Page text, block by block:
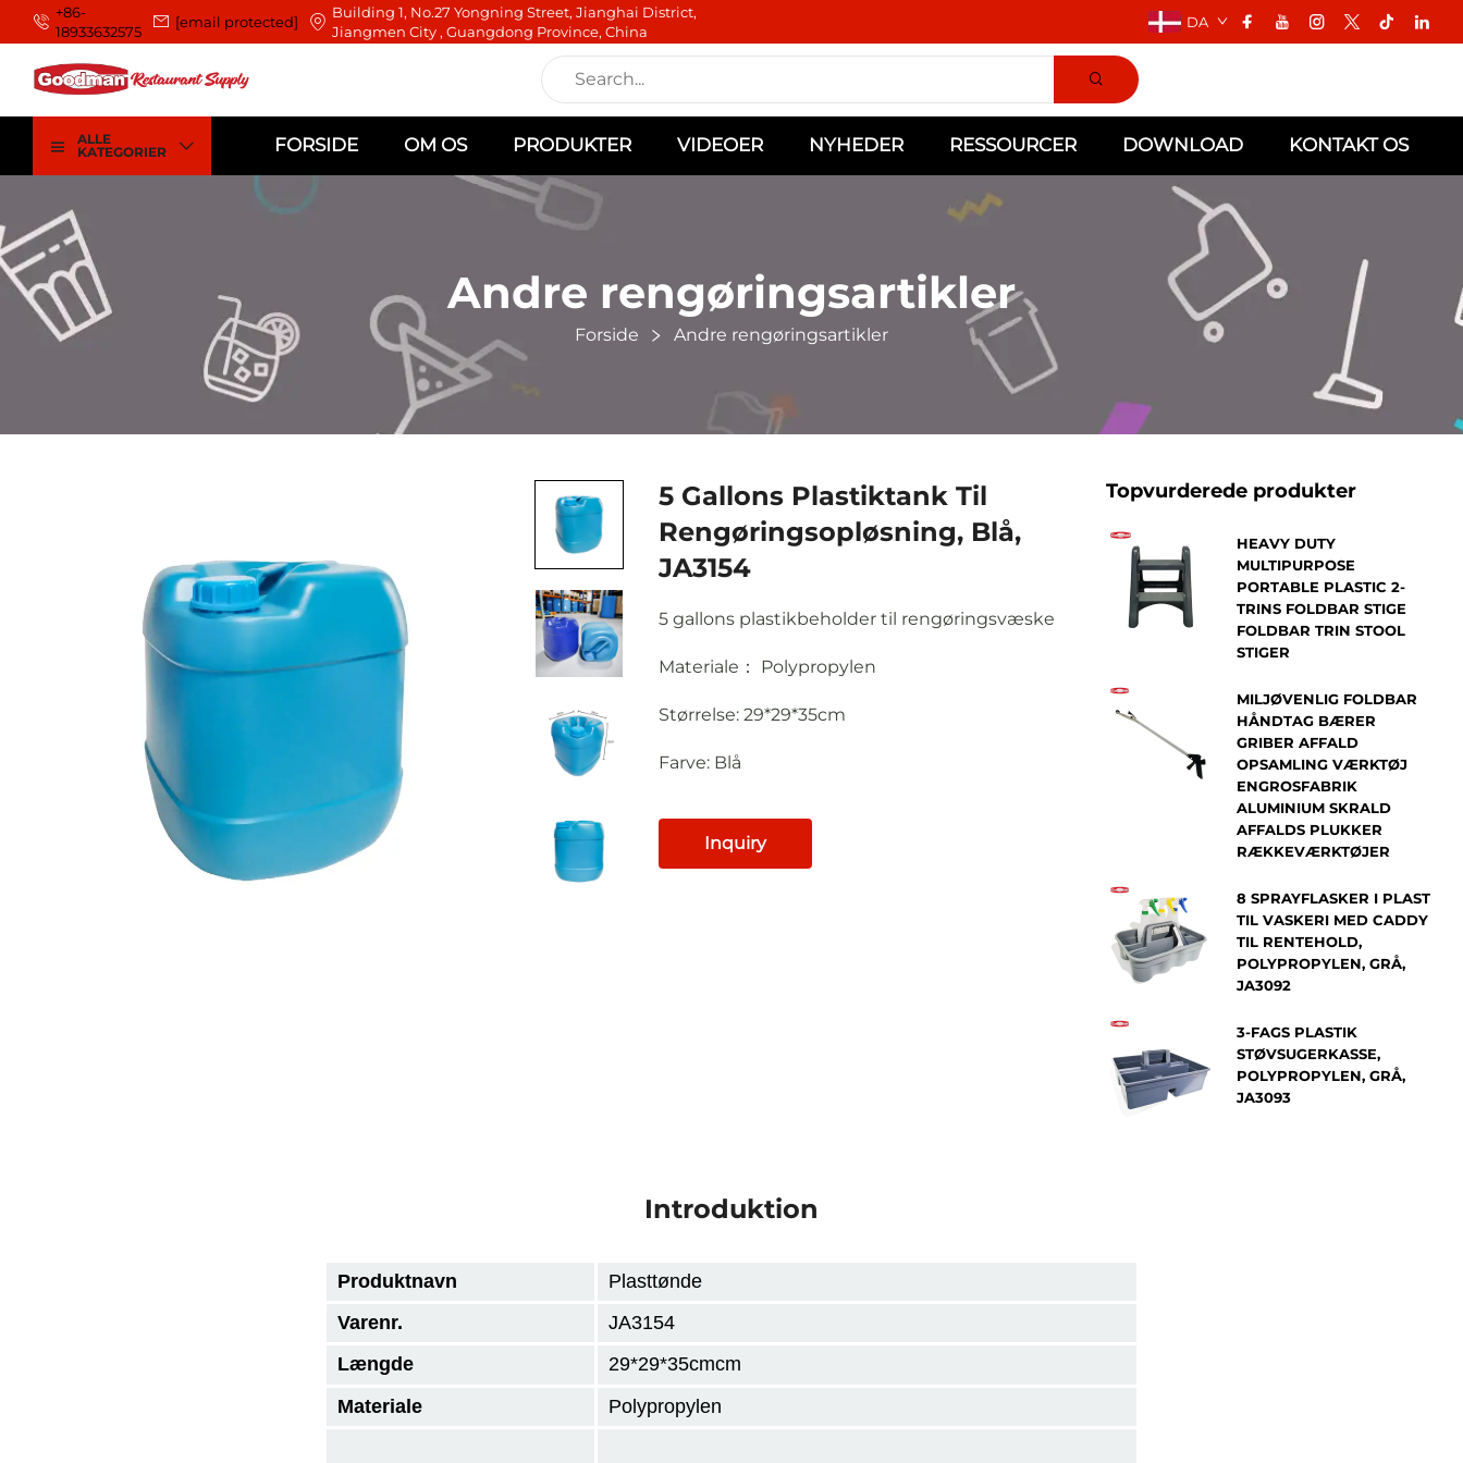
+86-
18933632575
[email protected]
Building 1, No.27 Yongning Street, Jianghai District,
Jiangmen City , Guangdong Province, China
DA
ALLE
KATEGORIER
FORSIDE OM OS PRODUKTER VIDEOER NYHEDER RESSOURCER DOWNLOAD KONTAKT OS
Andre rengøringsartikler
Forside Andre rengøringsartikler
5 Gallons Plastiktank Til
Rengøringsopløsning, Blå,
JA3154
5 gallons plastikbeholder til rengøringsvæske
Materiale： Polypropylen
Størrelse: 29*29*35cm
Farve: Blå
Inquiry
Topvurderede produkter
HEAVY DUTY
MULTIPURPOSE
PORTABLE PLASTIC 2-
TRINS FOLDBAR STIGE
FOLDBAR TRIN STOOL
STIGER
MILJØVENLIG FOLDBAR
HÅNDTAG BÆRER
GRIBER AFFALD
OPSAMLING VÆRKTØJ
ENGROSFABRIK
ALUMINIUM SKRALD
AFFALDS PLUKKER
RÆKKEVÆRKTØJER
8 SPRAYFLASKER I PLAST
TIL VASKERI MED CADDY
TIL RENTEHOLD,
POLYPROPYLEN, GRÅ,
JA3092
3-FAGS PLASTIK
STØVSUGERKASSE,
POLYPROPYLEN, GRÅ,
JA3093
Introduktion
Produktnavn
Plasttønde
Varenr.
JA3154
Længde
29*29*35cmcm
Materiale
Polypropylen